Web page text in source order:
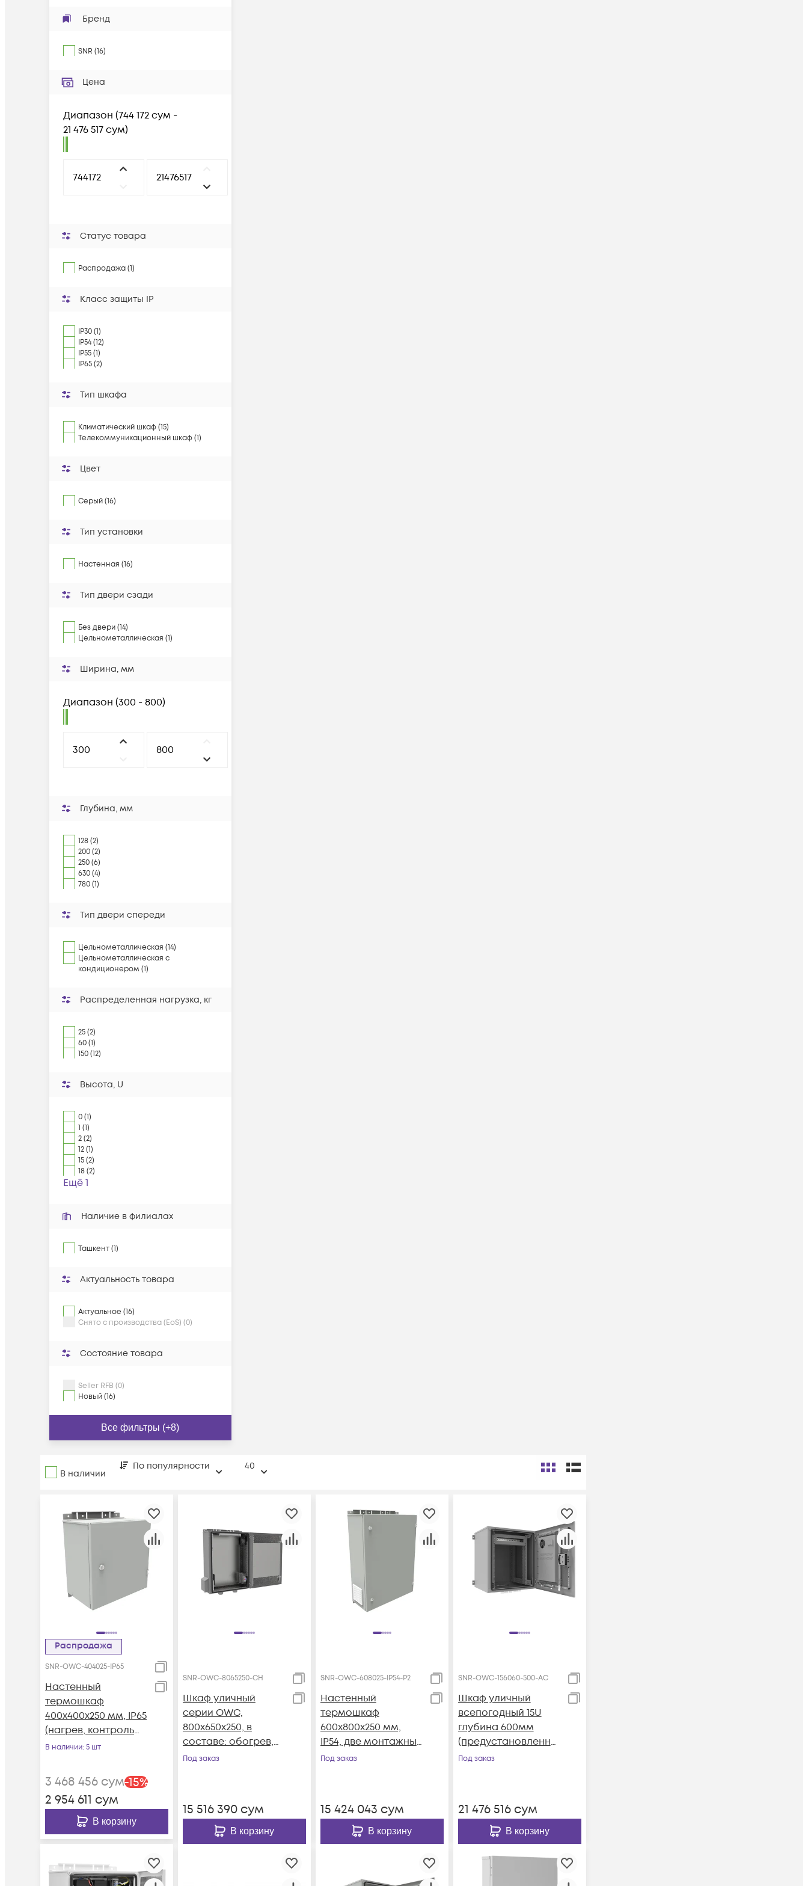
Бренд
SNR (16)
Цена
Диапазон (744 172 сум -
21 476 517 сум)
Статус товара
Распродажа (1)
Класс защиты IP
IP30 (1)
IP54 (12)
IP55 (1)
IP65 (2)
Тип шкафа
Климатический шкаф (15)
Телекоммуникационный шкаф (1)
Цвет
Серый (16)
Тип установки
Настенная (16)
Тип двери сзади
Без двери (14)
Цельнометаллическая (1)
Ширина, мм
Диапазон (300 - 800)
Глубина, мм
128 (2)
200 (2)
250 (6)
630 (4)
780 (1)
Тип двери спереди
Цельнометаллическая (14)
Цельнометаллическая c
кондиционером (1)
Распределенная нагрузка, кг
25 (2)
60 (1)
150 (12)
Высота, U
0 (1)
1 (1)
2 (2)
12 (1)
15 (2)
18 (2)
Ещё 1
Наличие в филиалах
Ташкент (1)
Актуальность товара
Актуальное (16)
Снято с производства (EoS) (0)
Состояние товара
Seller RFB (0)
Новый (16)
Все фильтры (+8)
В наличии
По популярности 40
Распродажа
SNR-OWC-404025-IP65
Настенный
термошкаф
400x400x250 мм, IP65
(нагрев, контроль
климата)
В наличии: 5 шт
3 468 456 сум-15%
2 954 611 сум
В корзину
SNR-OWC-8065250-CH
Шкаф уличный
серии OWC,
800х650х250, в
составе: обогрев,
вентиляция, 2
Под заказ
15 516 390сум
В корзину
SNR-OWC-608025-IP54-P2
Настенный
термошкаф
600x800x250 мм,
IP54, две монтажные
панели
Под заказ
15 424 043 сум
В корзину
SNR-OWC-156060-500-AC
Шкаф уличный
всепогодный 15U
глубина 600мм
(предустановленны
й кондиционер
Под заказ
21 476 516сум
В корзину